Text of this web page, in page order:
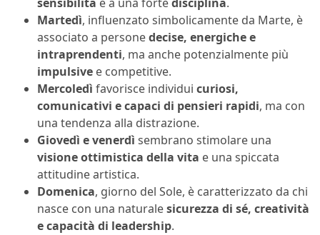
Martedì, influenzato simbolicamente da Marte, è
associato a personedecise, energiche e
intraprendenti, ma anche potenzialmente più
impulsive e competitive.
Mercoledì favorisce individui curiosi,
comunicativi e capaci di pensieri rapidi, ma con
una tendenza alla distrazione.
Giovedì e venerdì sembrano stimolare una
visione ottimistica della vita e una spiccata
attitudine artistica.
Domenica, giorno del Sole, è caratterizzato da chi
nasce con una naturalesicurezza di sé, creatività
e capacità di leadership.